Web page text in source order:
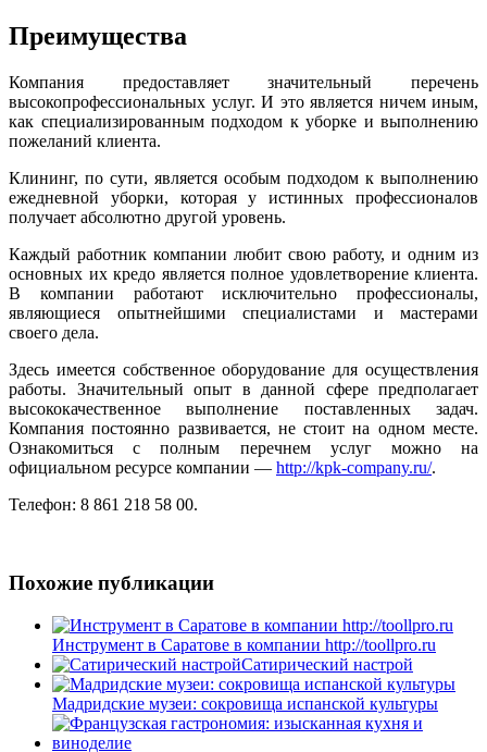
Преимущества
Компания предоставляет значительный перечень
высокопрофессиональных услуг. И это является ничем иным,
как специализированным подходом к уборке и выполнению
пожеланий клиента.
Клининг, по сути, является особым подходом к выполнению
ежедневной уборки, которая у истинных профессионалов
получает абсолютно другой уровень.
Каждый работник компании любит свою работу, и одним из
основных их кредо является полное удовлетворение клиента.
В компании работают исключительно профессионалы,
являющиеся опытнейшими специалистами и мастерами
своего дела.
Здесь имеется собственное оборудование для осуществления
работы. Значительный опыт в данной сфере предполагает
высококачественное выполнение поставленных задач.
Компания постоянно развивается, не стоит на одном месте.
Ознакомиться с полным перечнем услуг можно на
официальном ресурсе компании — http://kpk-company.ru/.
Телефон: 8 861 218 58 00.
Похожие публикации
Инструмент в Саратове в компании http://toollpro.ru
Сатирический настрой
Мадридские музеи: сокровища испанской культуры